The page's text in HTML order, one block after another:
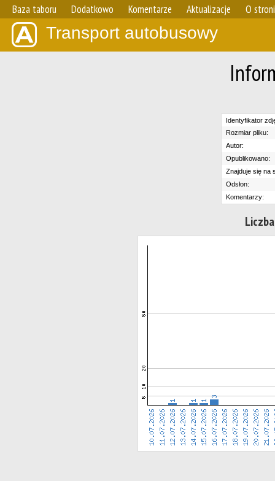
Baza taboru Dodatkowo Komentarze Aktualizacje O
Transport autobusowy
Identyfikator
Rozmiar pliku:
Autor:
Opublikowano:
Znajduje się na
Odsłon:
Komentarzy: